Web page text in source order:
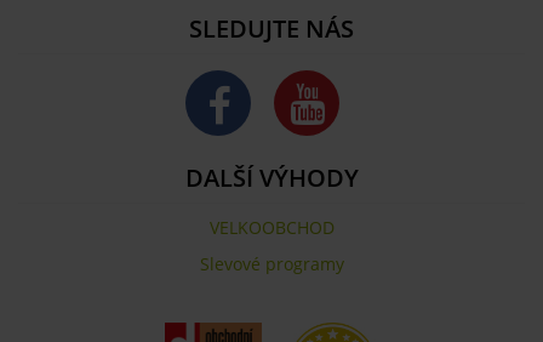
SLEDUJTE NÁS
DALŠÍ VÝHODY
VELKOOBCHOD
Slevové programy